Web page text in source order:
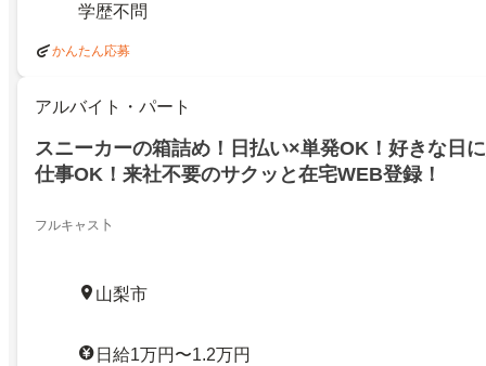
学歴不問
かんたん応募
アルバイト・パート
スニーカーの箱詰め！日払い×単発OK！好きな日
仕事OK！来社不要のサクッと在宅WEB登録！
フルキャス卜
山梨市
日給1万円〜1.2万円